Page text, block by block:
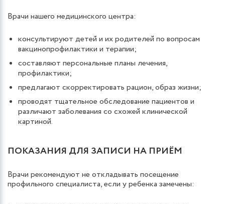
Врачи нашего медицинского центра:
консультируют детей и их родителей по вопросам
вакцинопрофилактики и терапии;
составляют персональные планы лечения,
профилактики;
предлагают скорректировать рацион, образ жизни;
проводят тщательное обследование пациентов и
различают заболевания со схожей клинической
картиной.
ПОКАЗАНИЯ ДЛЯ ЗАПИСИ НА ПРИЁМ
Врачи рекомендуют не откладывать посещение
профильного специалиста, если у ребенка замечены: